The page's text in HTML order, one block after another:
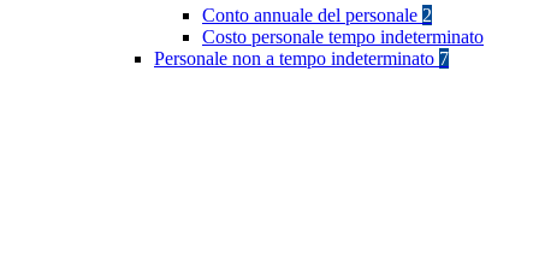
Conto annuale del personale 2
Costo personale tempo indeterminato
Personale non a tempo indeterminato 7